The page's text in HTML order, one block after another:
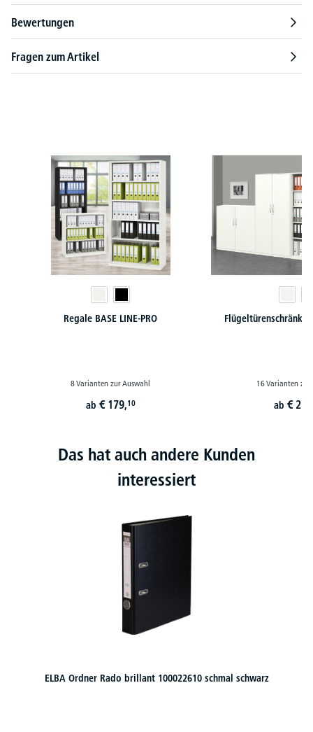
Bewertungen
Fragen zum Artikel
Regale BASE LINE-PRO
8 Varianten zur Auswahl
ab € 179,10
Flügeltürenschränke
16 Varianten zur
ab €
Das hat auch andere Kunden
interessiert
ELBA Ordner Rado brillant 100022610 schmal schwarz